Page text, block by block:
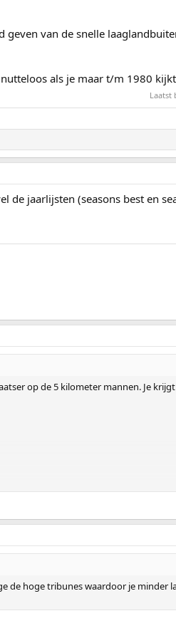
van de snelle
als je maar t/m 1980
Laatst
de jaarlijsten (seasons best en
op de 5 kilometer mannen. Je
de hoge tribunes waardoor je minder